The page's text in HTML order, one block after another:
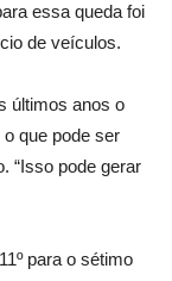
essa queda foi
de veículos.
últimos anos o
que pode ser
“Isso pode gerar
para o sétimo